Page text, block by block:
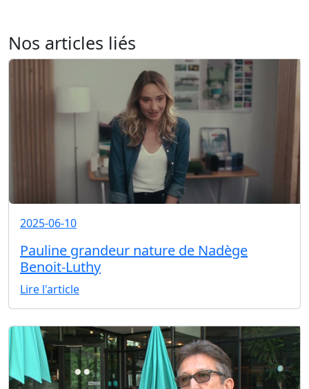
Nos articles liés
2025-06-10
Pauline grandeur nature de Nadège
Benoit-Luthy
Lire l'article